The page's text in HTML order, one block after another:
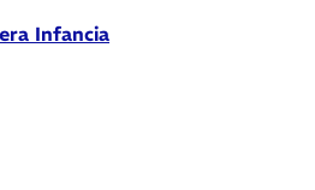
Infancia